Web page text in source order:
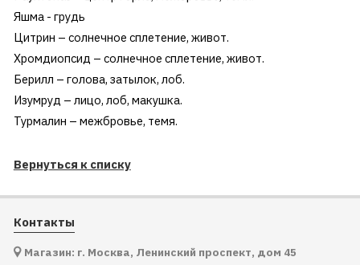
Яшма - грудь
Цитрин – солнечное сплетение, живот.
Хромдиопсид – солнечное сплетение, живот.
Берилл – голова, затылок, лоб.
Изумруд – лицо, лоб, макушка.
Турмалин – межбровье, темя.
Вернуться к списку
Контакты
Магазин: г. Москва, Ленинский проспект, дом 45